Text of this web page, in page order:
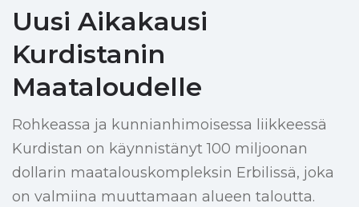
Uusi Aikakausi
Kurdistanin
Maataloudelle
Rohkeassa ja kunnianhimoisessa liikkeessä
Kurdistan on käynnistänyt 100 miljoonan
dollarin maatalouskompleksin Erbilissä, joka
on valmiina muuttamaan alueen taloutta.